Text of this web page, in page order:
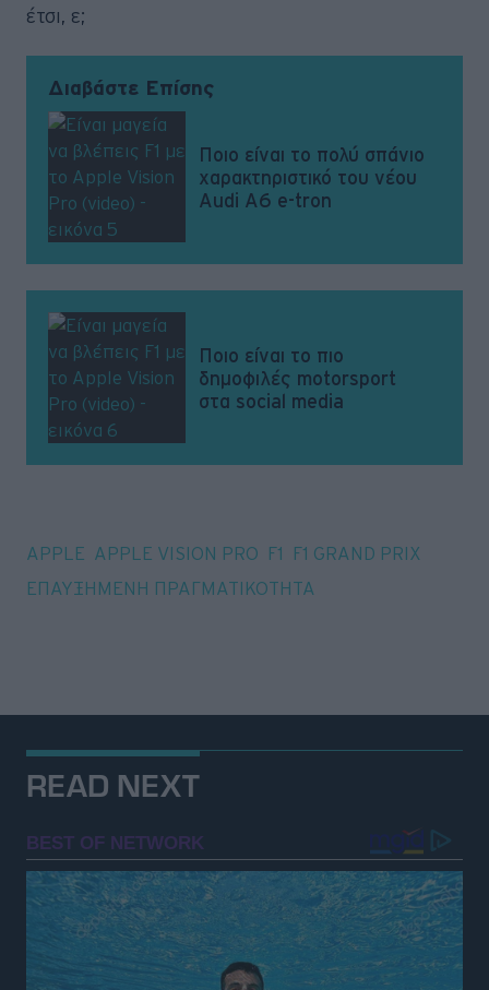
έτσι, ε;
Διαβάστε Επίσης
Ποιο είναι το πολύ σπάνιο
χαρακτηριστικό του νέου
Audi A6 e-tron
Ποιο είναι το πιο
δημοφιλές motorsport
στα social media
APPLE APPLE VISION PRO F1
F1 GRAND PRIX
ΕΠΑΥΞΗΜΕΝΗ ΠΡΑΓΜΑΤΙΚΟΤΗΤΑ
READ NEXT